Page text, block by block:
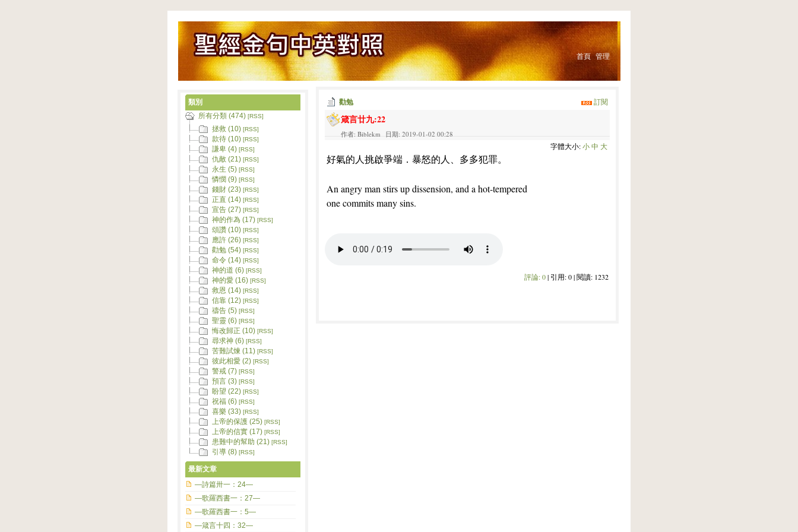
首頁 管理
訂閱
勸勉
箴言廿九:22
作者: Biblekm 日期: 2019-01-02 00:28
字體大小:小中 大
好氣的人挑啟爭端．暴怒的人、多多犯罪。
An angry man stirs up dissension, and a hot-tempered
one commits many sins.
評論:0| 引用: 0 | 閱讀: 1232
類別
所有分類 (474) [RSS]
拯救 (10) [RSS]
款待 (10) [RSS]
謙卑 (4) [RSS]
仇敵 (21) [RSS]
永生 (5) [RSS]
憐憫 (9) [RSS]
錢財 (23) [RSS]
正直 (14) [RSS]
宣告 (27) [RSS]
神的作為 (17) [RSS]
頌讚 (10) [RSS]
應許 (26) [RSS]
勸勉 (54) [RSS]
命令 (14) [RSS]
神的道 (6) [RSS]
神的愛 (16) [RSS]
救恩 (14) [RSS]
信靠 (12) [RSS]
禱告 (5) [RSS]
聖靈 (6) [RSS]
悔改歸正 (10) [RSS]
尋求神 (6) [RSS]
苦難試煉 (11) [RSS]
彼此相愛 (2) [RSS]
警戒 (7) [RSS]
預言 (3) [RSS]
盼望 (22) [RSS]
祝福 (6) [RSS]
喜樂 (33) [RSS]
上帝的保護 (25) [RSS]
上帝的信實 (17) [RSS]
患難中的幫助 (21) [RSS]
引導 (8) [RSS]
最新文章
—詩篇卅一：24—
—歌羅西書一：27—
—歌羅西書一：5—
—箴言十四：32—